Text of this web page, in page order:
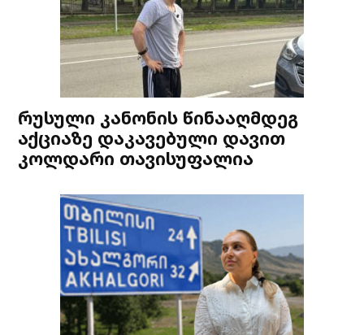
რუსული კანონის წინააღმდეგ
აქციაზე დაკავებული დავით
კოლდარი თავისუფალია